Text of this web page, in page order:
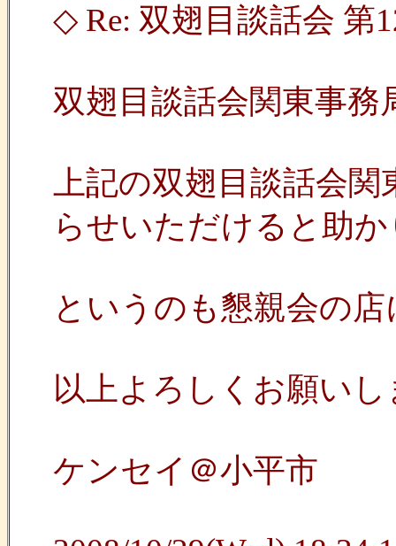
◇ Re: 双翅目談話会 第
双翅目談話会関東事
上記の双翅目談話会
らせいただけると助
というのも懇親会の
以上よろしくお願いし
ケンセイ＠小平市